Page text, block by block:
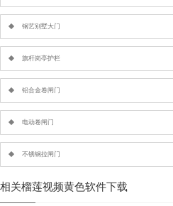
钢艺别墅大门
旗杆岗亭护栏
铝合金卷闸门
电动卷闸门
不锈钢拉闸门
相关榴莲视频黄色软件下载